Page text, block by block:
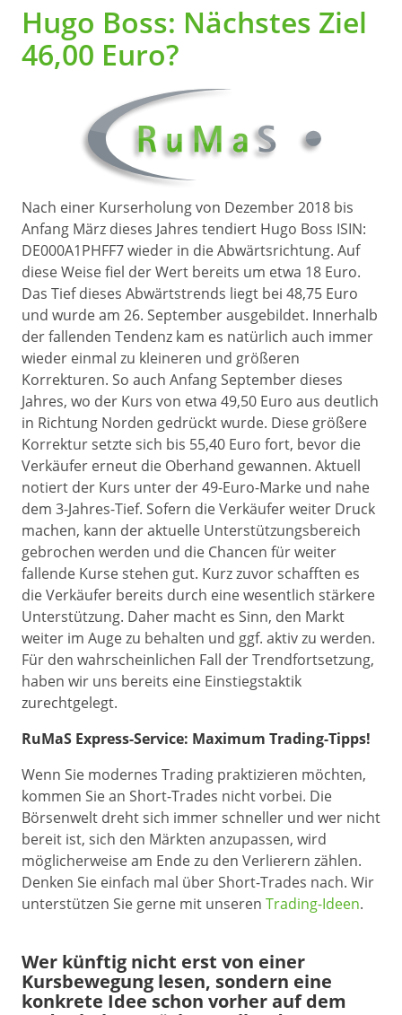
Hugo Boss: Nächstes Ziel
46,00 Euro?
Nach einer Kurserholung von Dezember 2018 bis
Anfang März dieses Jahres tendiert Hugo Boss ISIN:
DE000A1PHFF7 wieder in die Abwärtsrichtung. Auf
diese Weise fiel der Wert bereits um etwa 18 Euro.
Das Tief dieses Abwärtstrends liegt bei 48,75 Euro
und wurde am 26. September ausgebildet. Innerhalb
der fallenden Tendenz kam es natürlich auch immer
wieder einmal zu kleineren und größeren
Korrekturen. So auch Anfang September dieses
Jahres, wo der Kurs von etwa 49,50 Euro aus deutlich
in Richtung Norden gedrückt wurde. Diese größere
Korrektur setzte sich bis 55,40 Euro fort, bevor die
Verkäufer erneut die Oberhand gewannen. Aktuell
notiert der Kurs unter der 49-Euro-Marke und nahe
dem 3-Jahres-Tief. Sofern die Verkäufer weiter Druck
machen, kann der aktuelle Unterstützungsbereich
gebrochen werden und die Chancen für weiter
fallende Kurse stehen gut. Kurz zuvor schafften es
die Verkäufer bereits durch eine wesentlich stärkere
Unterstützung. Daher macht es Sinn, den Markt
weiter im Auge zu behalten und ggf. aktiv zu werden.
Für den wahrscheinlichen Fall der Trendfortsetzung,
haben wir uns bereits eine Einstiegstaktik
zurechtgelegt.
RuMaS Express-Service: Maximum Trading-Tipps!
Wenn Sie modernes Trading praktizieren möchten,
kommen Sie an Short-Trades nicht vorbei. Die
Börsenwelt dreht sich immer schneller und wer nicht
bereit ist, sich den Märkten anzupassen, wird
möglicherweise am Ende zu den Verlierern zählen.
Denken Sie einfach mal über Short-Trades nach. Wir
unterstützen Sie gerne mit unseren Trading-Ideen.
Wer künftig nicht erst von einer
Kursbewegung lesen, sondern eine
konkrete Idee schon vorher auf dem